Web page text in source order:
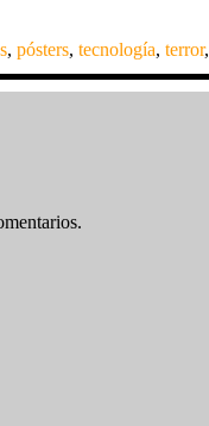
, pósters, tecnología, terror,